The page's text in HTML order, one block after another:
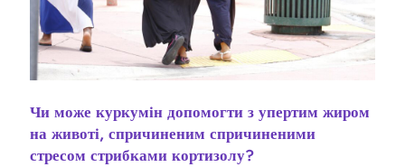
Чи може куркумін допомогти з упертим жиром
на животі, спричиненим спричиненими
стресом стрибками кортизолу?